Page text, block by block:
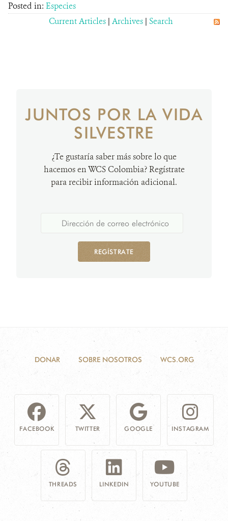
Posted in: Especies
Current Articles | Archives | Search
JUNTOS POR LA VIDA
SILVESTRE
¿Te gustaría saber más sobre lo que
hacemos en WCS Colombia? Regístrate
para recibir información adicional.
REGÍSTRATE
DONAR SOBRE NOSOTROS WCS.ORG
FACEBOOK TWITTER GOOGLE INSTAGRAM
THREADS LINKEDIN YOUTUBE